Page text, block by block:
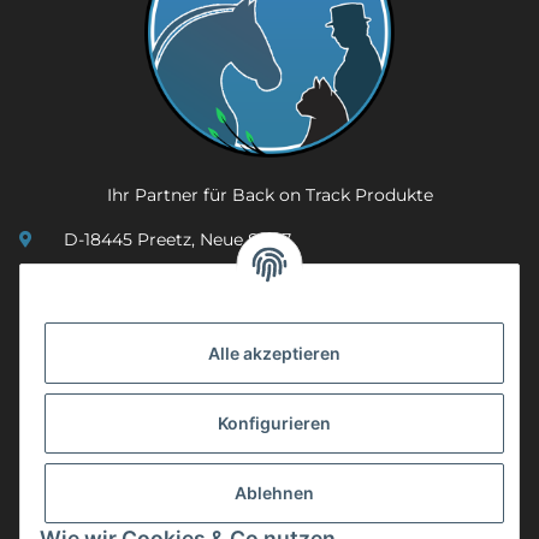
Alle akzeptieren
Konfigurieren
Ablehnen
Ihr Partner für Back on Track Produkte
D-18445 Preetz, Neue Str. 7
info@mobility-in-harmony.de
Informationen
Back on Track
ZAHLUNGSMETHODEN